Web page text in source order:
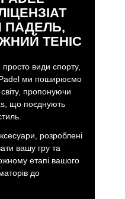
ПАДЕЛЬ,
ТЕНІС
види спорту,
ми поширюємо
пропонуючи
що поєднують
розроблені
вашу гру та
етапі вашого
до